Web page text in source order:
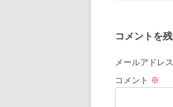
コメントを
メールアドレ
コメント ※